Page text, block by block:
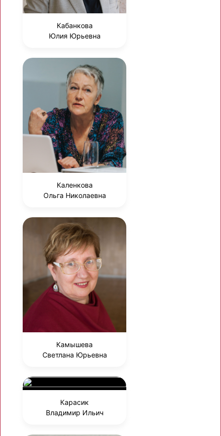
Кабанкова
Юлия Юрьевна
Каленкова
Ольга Николаевна
Камышева
Светлана Юрьевна
Карасик
Владимир Ильич